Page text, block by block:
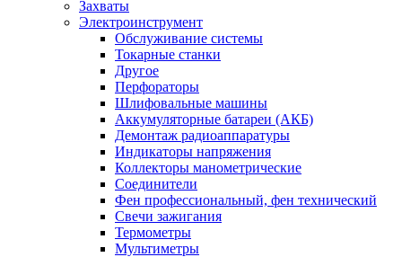
Захваты
Электроинструмент
Обслуживание системы
Токарные станки
Другое
Перфораторы
Шлифовальные машины
Аккумуляторные батареи (АКБ)
Демонтаж радиоаппаратуры
Индикаторы напряжения
Коллекторы манометрические
Соединители
Фен профессиональный, фен технический
Свечи зажигания
Термометры
Мультиметры